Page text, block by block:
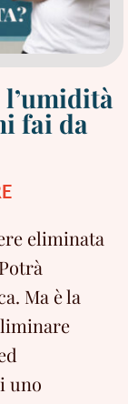
fai da
eliminata
Ma è la
uno